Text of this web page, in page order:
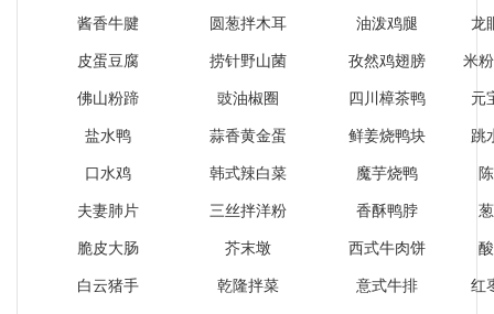
酱香牛腱 圆葱拌木耳 油泼鸡腿 龙
皮蛋豆腐 捞针野山菌 孜然鸡翅膀 米
佛山粉蹄 豉油椒圈 四川樟茶鸭 元
盐水鸭 蒜香黄金蛋 鲜姜烧鸭块 跳
口水鸡 韩式辣白菜 魔芋烧鸭
夫妻肺片 三丝拌洋粉 香酥鸭脖
脆皮大肠 芥末墩 西式牛肉饼
白云猪手 乾隆拌菜 意式牛排 红